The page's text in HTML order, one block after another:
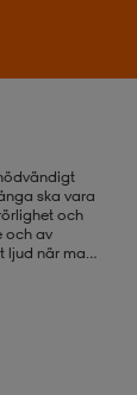
ska vara
och
och av
ljud när man